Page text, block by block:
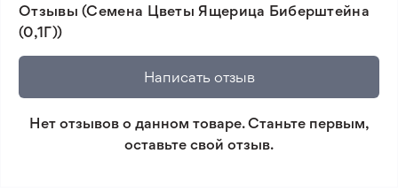
товара и реального растения.
🛡️ Защита покупок. Возврат средств за товар,
который не соответствует ожиданиям. Согласно
условиям возврата.
Минимальный заказ 300 грн.
Отзывы (Семена Цветы Ящерица Биберштейна
(0,1Г))
Написать отзыв
Нет отзывов о данном товаре. Станьте первым,
оставьте свой отзыв.